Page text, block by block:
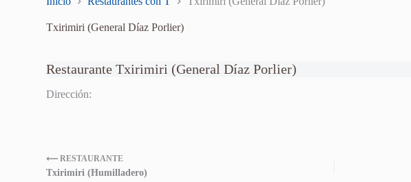
Txirimiri (General Díaz Porlier)
Restaurante Txirimiri (General Díaz Porlier)
Dirección:
⟵ RESTAURANTE
Txirimiri (Humilladero)